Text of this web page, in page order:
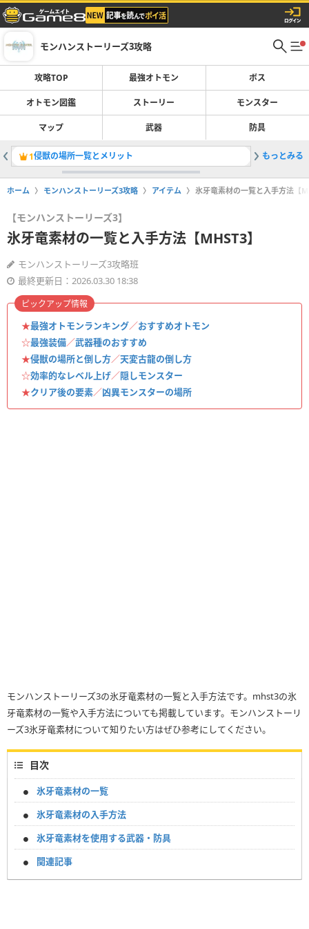
モンハンストーリーズ3攻略
攻略TOP 最強オトモン ボス
オトモン図鑑 ストーリー モンスター
マップ 武器 防具
1侵獣の場所一覧とメリット 2突然変
もっとみる
ホーム モンハンストーリーズ3攻略 アイテム 氷牙竜素材の一覧と入手方法【
【モンハンストーリーズ3】
氷牙竜素材の一覧と入手方法【MHST3】
モンハンストーリーズ3攻略班
最終更新日：2026.03.30 18:38
★最強オトモンランキング／おすすめオトモン
☆最強装備／武器種のおすすめ
★侵獣の場所と倒し方／天変古龍の倒し方
☆効率的なレベル上げ／隠しモンスター
★クリア後の要素／凶異モンスターの場所
ピックアップ情報
モンハンストーリーズ3の氷牙竜素材の一覧と入手方法です。mhst3の氷
牙竜素材の一覧や入手方法についても掲載しています。モンハンストーリ
ーズ3氷牙竜素材について知りたい方はぜひ参考にしてください。
目次
氷牙竜素材の一覧
氷牙竜素材の入手方法
氷牙竜素材を使用する武器・防具
関連記事